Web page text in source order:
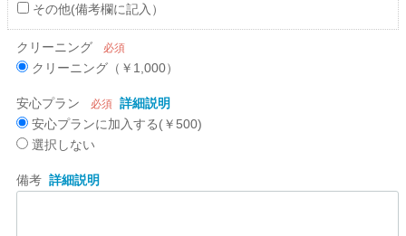
その他(備考欄に記入）
クリーニング 必須
クリーニング（￥1,000）
安心プラン 必須 詳細説明
安心プランに加入する(￥500)
選択しない
備考 詳細説明